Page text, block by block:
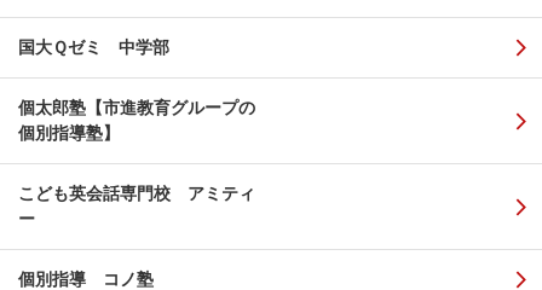
国大Ｑゼミ 中学部
個太郎塾【市進教育グループの
個別指導塾】
こども英会話専門校 アミティ
ー
個別指導 コノ塾